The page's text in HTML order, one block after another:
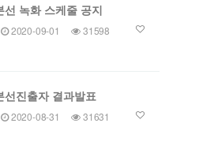
선 녹화 스케줄 공지
2020-09-01 31598
선진출자 결과발표
2020-08-31 31631